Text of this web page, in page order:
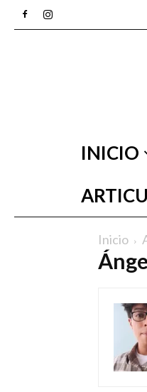
INICIO
Inicio